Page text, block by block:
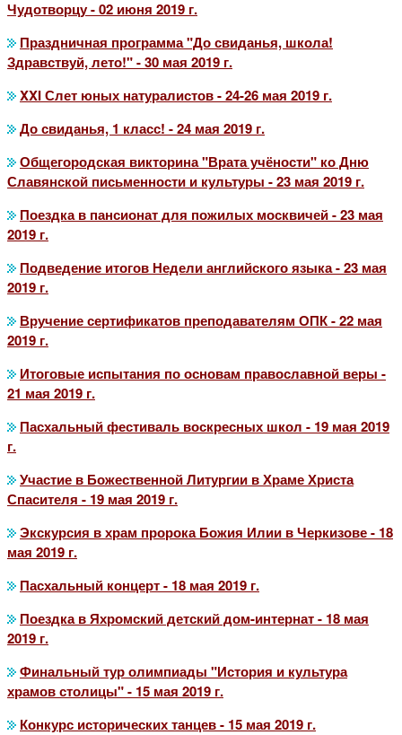
Чудотворцу - 02 июня 2019 г.
Праздничная программа "До свиданья, школа!
Здравствуй, лето!" - 30 мая 2019 г.
XXI Слет юных натуралистов - 24-26 мая 2019 г.
До свиданья, 1 класс! - 24 мая 2019 г.
Общегородская викторина "Врата учёности" ко Дню
Славянской письменности и культуры - 23 мая 2019 г.
Поездка в пансионат для пожилых москвичей - 23 мая
2019 г.
Подведение итогов Недели английского языка - 23 мая
2019 г.
Вручение сертификатов преподавателям ОПК - 22 мая
2019 г.
Итоговые испытания по основам православной веры -
21 мая 2019 г.
Пасхальный фестиваль воскресных школ - 19 мая 2019
г.
Участие в Божественной Литургии в Храме Христа
Спасителя - 19 мая 2019 г.
Экскурсия в храм пророка Божия Илии в Черкизове - 18
мая 2019 г.
Пасхальный концерт - 18 мая 2019 г.
Поездка в Яхромский детский дом-интернат - 18 мая
2019 г.
Финальный тур олимпиады "История и культура
храмов столицы" - 15 мая 2019 г.
Конкурс исторических танцев - 15 мая 2019 г.